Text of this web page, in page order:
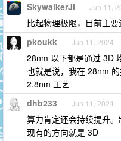
SkywalkerJi Jun 11,
比起物理极限，目前主要
pkoukk Jun 11, 2024
28nm 以下都是通过 3D
也就是说，我在 28nm
2.8nm 工艺
dhb233 Jun 11, 2024
算力肯定还会持续提升。
现有的方向就是 3D